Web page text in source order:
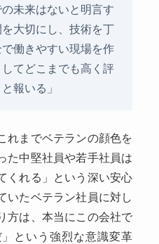
未来はないと明言す
大切にし、技術を丁
働きやすい現場を作
てどこまでも高く評
報いる」
れまでベテランの顔色を
た中堅社員や若手社員は
くれる」という深い安心
いたベテラン社員に対し
方は、本当にこの会社で
という強烈な意識変革